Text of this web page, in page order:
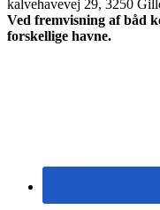
kalvehavevej 29, 3250
Ved fremvisning af båd
forskellige havne.